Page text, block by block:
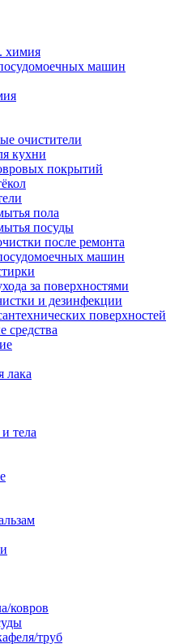
химия
машин
очистители
кухни
покрытий
пола
посуды
после ремонта
машин
за поверхностями
и дезинфекции
поверхностей
средства
лака
тела
ковров
труб